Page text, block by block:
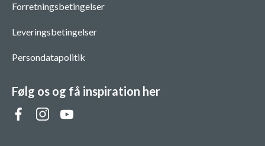
Forretningsbetingelser
Leveringsbetingelser
Persondatapolitik
Følg os og få inspiration her